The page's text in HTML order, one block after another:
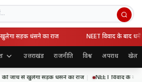
सड़क धंसने का राज NEET विवाद के बाद
उत्तराखंड राजनीति विश्व अपराध खेल
जांच से खुलेगा सड़क धंसने का राज NEET विवाद के बाद